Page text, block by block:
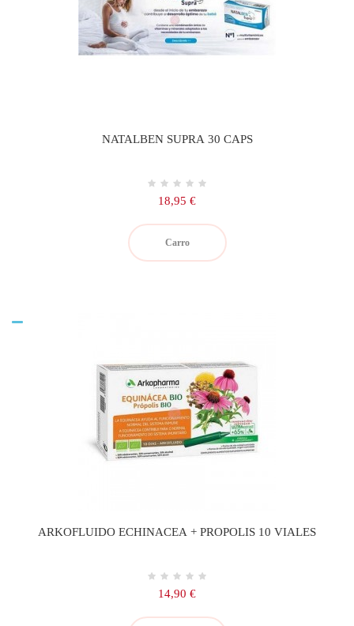
NATALBEN SUPRA 30 CAPS
Precio
18,95 €
Carro
ARKOFLUIDO ECHINACEA + PROPOLIS 10 VIALES
Precio
14,90 €